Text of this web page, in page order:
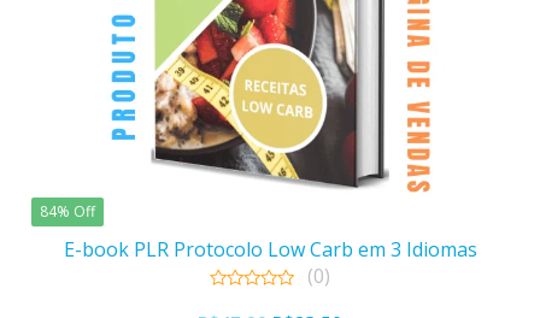
84% Off
E-book PLR Protocolo Low Carb em 3 Idiomas
(0)